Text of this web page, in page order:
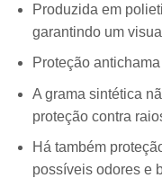
Produzida em
garantindo um
Proteção
A grama sintética
proteção contra
Há também
possíveis odores e